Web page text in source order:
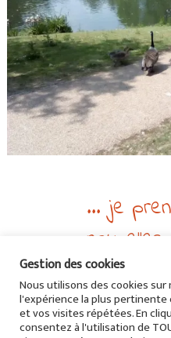
... je
en
au bout
Lifestyle>Expatriation
Gestion des cookies
Nous utilisons des cookies
l'expérience la plus
et vos visites répétées. En
consentez à l'utilisation de